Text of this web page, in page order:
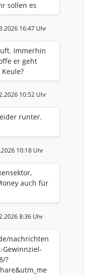
sollen es
Mitte März,
sehen
16:47 Uhr
Immerhin
er geht
10:52 Uhr
runter.
10:18 Uhr
auch für
8:36 Uhr
nachrichten
?